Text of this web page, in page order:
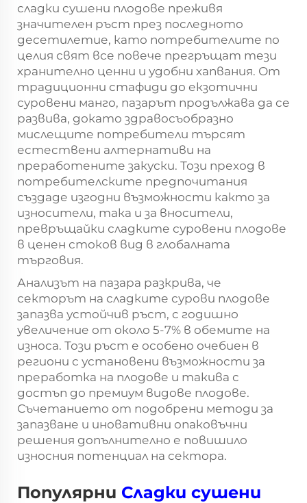
сладки сушени плодове преживя
значителен ръст през последното
десетилетие, като потребителите по
целия свят все повече прегръщат тези
хранително ценни и удобни хапвания. От
традиционни стафиди до екзотични
суровени манго, пазарът продължава да се
развива, докато здравосъобразно
мислещите потребители търсят
естествени алтернативи на
преработените закуски. Този преход в
потребителските предпочитания
създаде изгодни възможности както за
износители, така и за вносители,
превръщайки сладките суровени плодове
в ценен стоков вид в глобалната
търговия.
Анализът на пазара разкрива, че
секторът на сладките сурови плодове
запазва устойчив ръст, с годишно
увеличение от около 5-7% в обемите на
износа. Този ръст е особено очебиен в
региони с установени възможности за
преработка на плодове и такива с
достъп до премиум видове плодове.
Съчетанието от подобрени методи за
запазване и иновативни опаковъчни
решения допълнително е повишило
износния потенциал на сектора.
Популярни Сладки сушени